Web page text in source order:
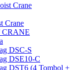
Crane
Crane
CRANE
DSC-S
DSE10-C
DST6 (4 Tombol +